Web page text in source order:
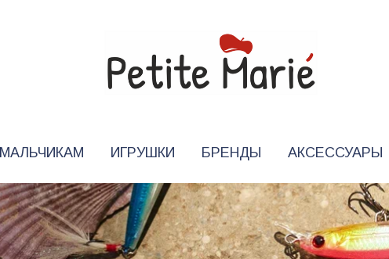
МАЛЬЧИКАМ ИГРУШКИ БРЕНДЫ АКСЕССУАРЫ